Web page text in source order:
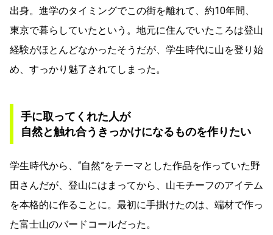
出身。進学のタイミングでこの街を離れて、約10年間、
東京で暮らしていたという。地元に住んでいたころは登山
経験がほとんどなかったそうだが、学生時代に山を登り始
め、すっかり魅了されてしまった。
手に取ってくれた人が
自然と触れ合うきっかけになるものを作りたい
学生時代から、“自然”をテーマとした作品を作っていた野
田さんだが、登山にはまってから、山モチーフのアイテム
を本格的に作ることに。最初に手掛けたのは、端材で作っ
た富士山のバードコールだった。